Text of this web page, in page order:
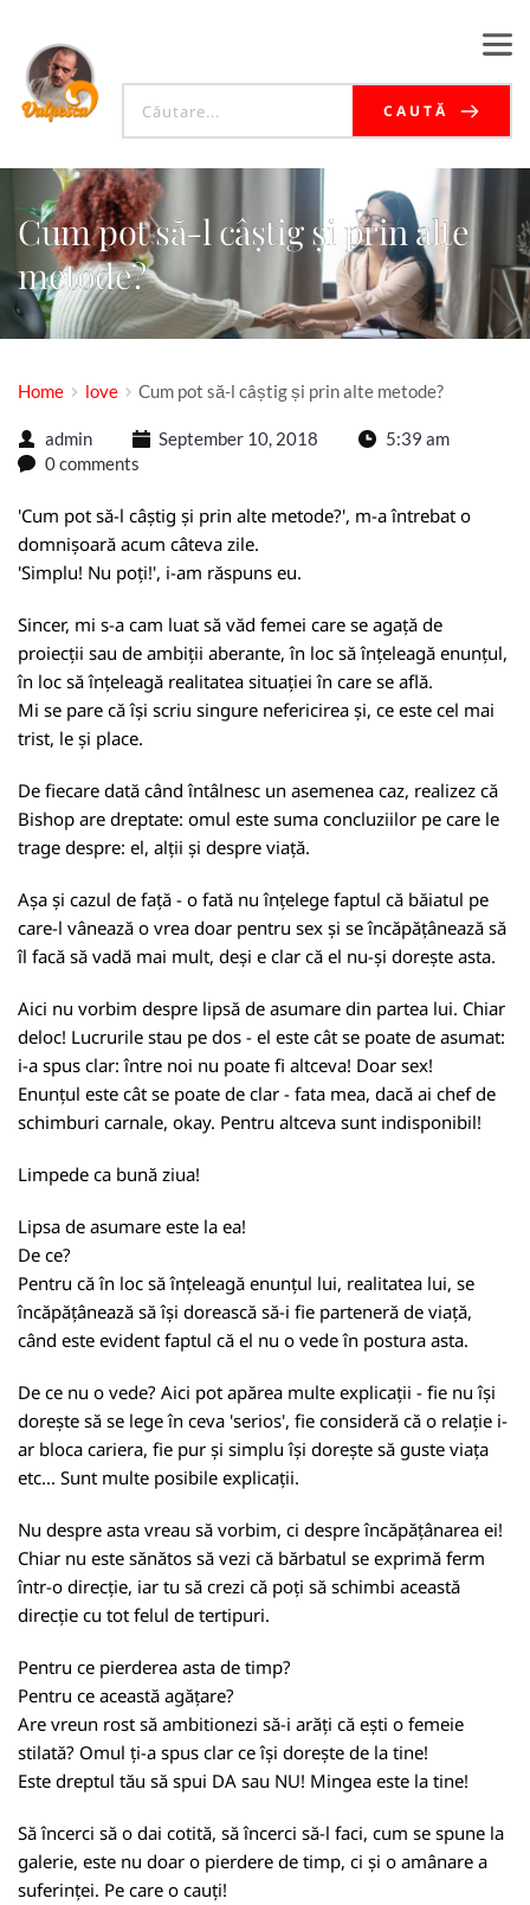
CAUTĂ
Cum pot să-l câștig și prin alte
metode?
Home love Cum pot să-l câștig și prin alte metode?
admin September 10, 2018
5:39 am
0 comments
'Cum pot să-l câștig și prin alte metode?', m-a întrebat o
domnișoară acum câteva zile.
'Simplu! Nu poți!', i-am răspuns eu.
Sincer, mi s-a cam luat să văd femei care se agață de
proiecții sau de ambiții aberante, în loc să înțeleagă enunțul,
în loc să înțeleagă realitatea situației în care se află.
Mi se pare că își scriu singure nefericirea și, ce este cel mai
trist, le și place.
De fiecare dată când întâlnesc un asemenea caz, realizez că
Bishop are dreptate: omul este suma concluziilor pe care le
trage despre: el, alții și despre viață.
Așa și cazul de față - o fată nu înțelege faptul că băiatul pe
care-l vânează o vrea doar pentru sex și se încăpățânează să
îl facă să vadă mai mult, deși e clar că el nu-și dorește asta.
Aici nu vorbim despre lipsă de asumare din partea lui. Chiar
deloc! Lucrurile stau pe dos - el este cât se poate de asumat:
i-a spus clar: între noi nu poate fi altceva! Doar sex!
Enunțul este cât se poate de clar - fata mea, dacă ai chef de
schimburi carnale, okay. Pentru altceva sunt indisponibil!
Limpede ca bună ziua!
Lipsa de asumare este la ea!
De ce?
Pentru că în loc să înțeleagă enunțul lui, realitatea lui, se
încăpățânează să își dorească să-i fie parteneră de viață,
când este evident faptul că el nu o vede în postura asta.
De ce nu o vede? Aici pot apărea multe explicații - fie nu își
dorește să se lege în ceva 'serios', fie consideră că o relație i-
ar bloca cariera, fie pur și simplu își dorește să guste viața
etc... Sunt multe posibile explicații.
Nu despre asta vreau să vorbim, ci despre încăpățânarea ei!
Chiar nu este sănătos să vezi că bărbatul se exprimă ferm
într-o direcție, iar tu să crezi că poți să schimbi această
direcție cu tot felul de tertipuri.
Pentru ce pierderea asta de timp?
Pentru ce această agățare?
Are vreun rost să ambitionezi să-i arăți că ești o femeie
stilată? Omul ți-a spus clar ce își dorește de la tine!
Este dreptul tău să spui DA sau NU! Mingea este la tine!
Să încerci să o dai cotită, să încerci să-l faci, cum se spune la
galerie, este nu doar o pierdere de timp, ci și o amânare a
suferinței. Pe care o cauți!